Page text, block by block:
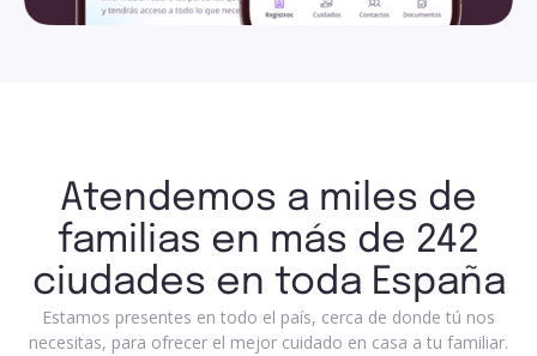
Atendemos a miles de
familias en más de 242
ciudades en toda España
Estamos presentes en todo el país, cerca de donde tú nos
necesitas, para ofrecer el mejor cuidado en casa a tu familiar.